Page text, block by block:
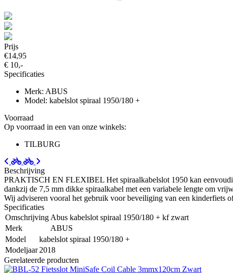
Prijs
€14,95
€ 10,-
Specificaties
Merk: ABUS
Model: kabelslot spiraal 1950/180 +
Voorraad
Op voorraad in een van onze winkels:
TILBURG
Beschrijving
PRAKTISCH EN FLEXIBEL Het spiraalkabelslot 1950 kan
dankzij de 7,5 mm dikke spiraalkabel met een variabele lengte om
Wij adviseren vooral het gebruik voor beveiliging van een kinderfiets
Specificaties
Omschrijving Abus kabelslot spiraal 1950/180 + kf zwart
Merk
ABUS
Model
kabelslot spiraal 1950/180 +
Modeljaar 2018
Gerelateerde producten